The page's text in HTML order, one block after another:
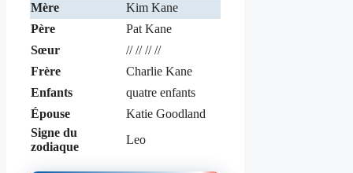
Mère
Kim Kane
Père
Pat Kane
Sœur
// // // //
Frère
Charlie Kane
Enfants
quatre enfants
Épouse
Katie Goodland
Signe du
zodiaque
Leo